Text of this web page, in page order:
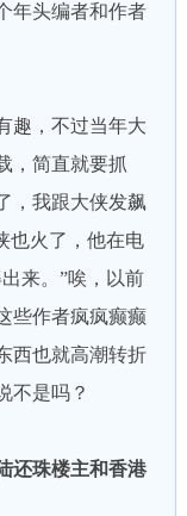
年头编者和作者
，不过当年大
，简直就要抓
，我跟大侠发飙
也火了，他在电
来。”唉，以前
些作者疯疯癫癫
西也就高潮转折
不是吗？
珠楼主和香港